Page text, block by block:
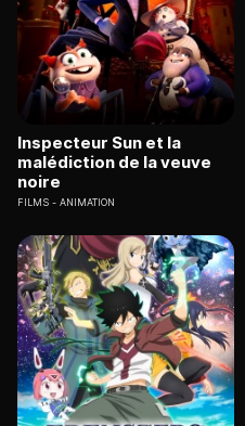
Inspecteur Sun et la
malédiction de la veuve
noire
FILMS ANIMATION